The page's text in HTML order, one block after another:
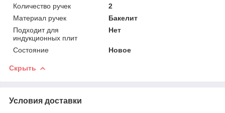
Количество ручек
2
Материал ручек
Бакелит
Подходит для
индукционных плит
Нет
Состояние Новое
Скрыть
Условия доставки